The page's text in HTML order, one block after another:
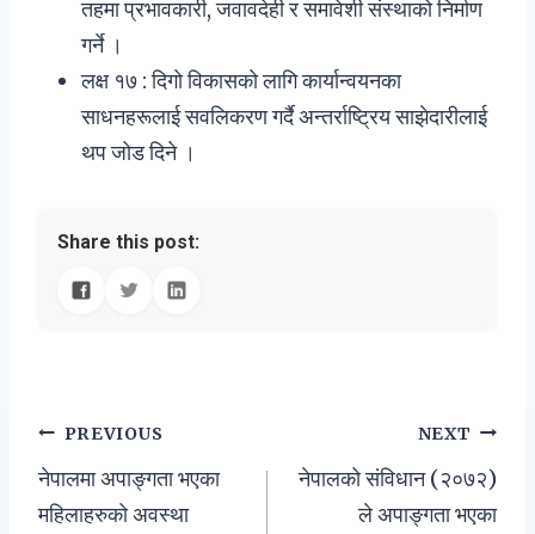
तहमा प्रभावकारी, जवावदेही र समावेशी संस्थाको निर्माण
गर्ने ।
लक्ष १७ : दिगो विकासको लागि कार्यान्वयनका
साधनहरूलाई सवलिकरण गर्दै अन्तर्राष्ट्रिय साझेदारीलाई
थप जोड दिने ।
Share this post:
Post
navigation
PREVIOUS
नेपालमा अपाङ्गता भएका
महिलाहरुको अवस्था
NEXT
नेपालको संविधान (२०७२)
ले अपाङ्गता भएका